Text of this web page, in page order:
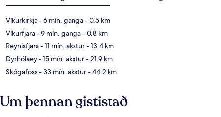
Víkurkirkja- 6 mín. ganga- 0.5 km
Víkurfjara- 9 mín. ganga- 0.8 km
Reynisfjara- 11 mín. akstur- 13.4 km
Dyrhólaey- 15 mín. akstur- 21.9 km
Skógafoss- 33 mín. akstur- 44.2 km
Um þennan gististað